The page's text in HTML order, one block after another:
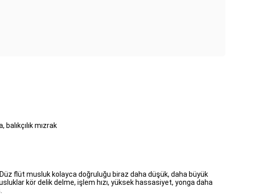
mızrak
flüt musluk kolayca doğruluğu biraz daha düşük, daha büyük
kör delik delme, işlem hızı, yüksek hassasiyet, yonga daha